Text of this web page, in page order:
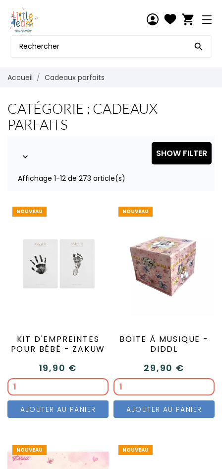
shopping_cart

Accueil Cadeaux parfaits
CATÉGORIE : CADEAUX
PARFAITS
 SHOW FILTER
Affichage 1-12 de 273 article(s)
NOUVEAU
KIT D'EMPREINTES
POUR BÉBÉ - ZAKUW
19,90 €
AJOUTER AU PANIER
NOUVEAU
BOITE À MUSIQUE -
DIDDL
29,90 €
AJOUTER AU PANIER
NOUVEAU NOUVEAU